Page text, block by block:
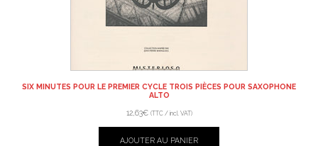
SIX MINUTES POUR LE PREMIER CYCLE TROIS PIÈCES POUR SAXOPHONE
ALTO
12,63€ (TTC / incl. VAT)
AJOUTER AU PANIER